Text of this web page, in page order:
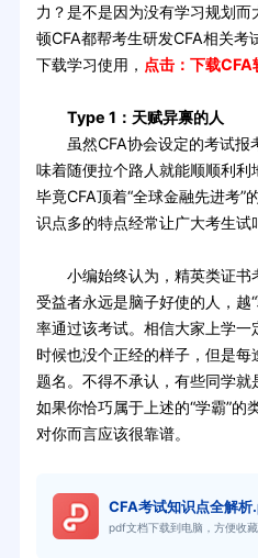
力？是不是因为没有学习规划
顿CFA都帮考生研发CFA相关考
下载学习使用， 点击：下载CFA
Type 1：天赋异禀的人
虽然CFA协会设定的考试报
味着随便拉个路人就能顺顺利利
毕竟CFA顶着“全球金融先进考”
识点多的特点经常让广大考生试
小编始终认为，精英类证书
受益者永远是脑子好使的人，越
率通过该考试。相信大家上学
时候也没个正经的样子，但是
题名。不得不承认，有些同学就
如果你恰巧属于上述的“学霸”的
对你而言应该很靠谱。
CFA考试知识点全解
pdf文档下载到电脑，方便收